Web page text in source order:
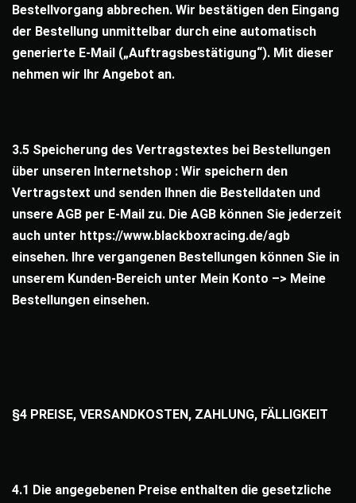
Bestellvorgang abbrechen. Wir bestätigen den Eingang
der Bestellung unmittelbar durch eine automatisch
generierte E-Mail („Auftragsbestätigung“). Mit dieser
nehmen wir Ihr Angebot an.
3.5 Speicherung des Vertragstextes bei Bestellungen
über unseren Internetshop : Wir speichern den
Vertragstext und senden Ihnen die Bestelldaten und
unsere AGB per E-Mail zu. Die AGB können Sie jederzeit
auch unter https://www.blackboxracing.de/agb
einsehen. Ihre vergangenen Bestellungen können Sie in
unserem Kunden-Bereich unter Mein Konto –> Meine
Bestellungen einsehen.
§4 PREISE, VERSANDKOSTEN, ZAHLUNG, FÄLLIGKEIT
4.1 Die angegebenen Preise enthalten die gesetzliche